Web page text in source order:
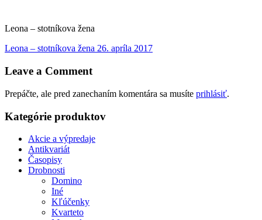
Leona – stotníkova žena
Navigácia
v
Leona – stotníkova žena Previous
26. apríla 2017
Leave a Comment
Prepáčte, ale pred zanechaním komentára sa musíte prihlásiť.
Kategórie produktov
Akcie a výpredaje
Antikvariát
Časopisy
Drobnosti
Domino
Iné
Kľúčenky
Kvarteto